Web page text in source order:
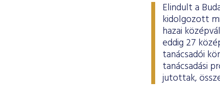
Elindult a
kidolgozott
hazai
eddig 27
tanácsadói
tanácsadási
jutottak,